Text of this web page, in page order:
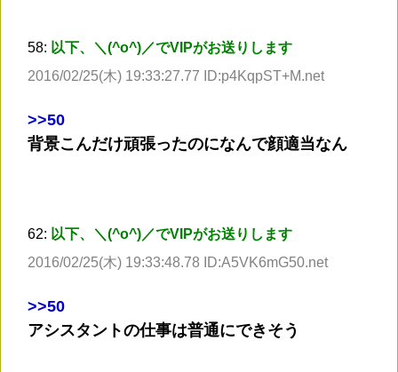
58: 以下、＼(^o^)／でVIPがお送りします
2016/02/25(木) 19:33:27.77 ID:p4KqpST+M.net
>>50
背景こんだけ頑張ったのになんで顔適当なん
62: 以下、＼(^o^)／でVIPがお送りします
2016/02/25(木) 19:33:48.78 ID:A5VK6mG50.net
>>50
アシスタントの仕事は普通にできそう